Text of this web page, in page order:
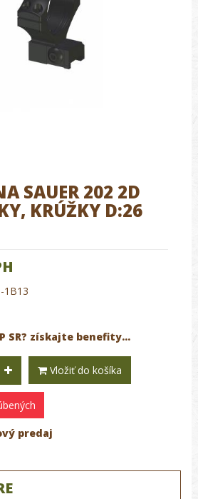
SAUER 202 2D
KRÚŽKY D:26
1B13
SR? získajte benefity...
Vložiť do košíka